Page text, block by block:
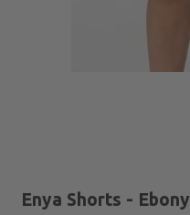
Enya Shorts - Ebony